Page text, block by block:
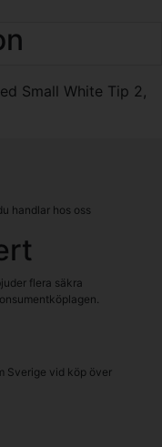
Small White Tip 2 ,
handlar hos oss
flera säkra
Sverige vid köp över